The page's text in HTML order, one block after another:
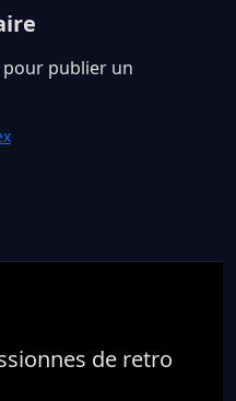
pour publier un
de retro